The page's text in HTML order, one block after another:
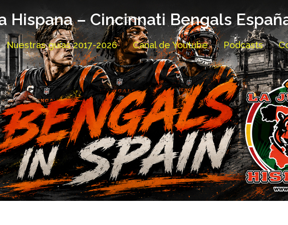
Hispana – Cincinnati Bengals
Nuestras guías 2017-2026 Canal de Youtube Podcasts